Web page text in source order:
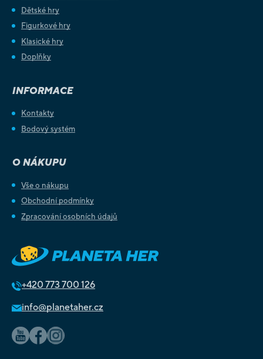
Dětské hry
Figurkové hry
Klasické hry
Doplňky
INFORMACE
Kontakty
Bodový systém
O NÁKUPU
Vše o nákupu
Obchodní podmínky
Zpracování osobních údajů
+420 773 700 126
info@planetaher.cz